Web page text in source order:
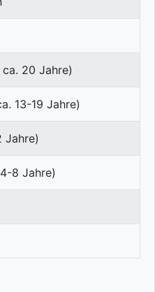
20 Jahre)
13-19 Jahre)
Jahre)
8 Jahre)